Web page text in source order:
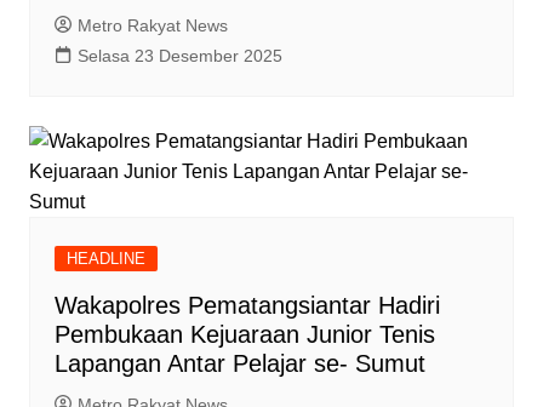
Metro Rakyat News
Selasa 23 Desember 2025
HEADLINE
Wakapolres Pematangsiantar Hadiri
Pembukaan Kejuaraan Junior Tenis
Lapangan Antar Pelajar se- Sumut